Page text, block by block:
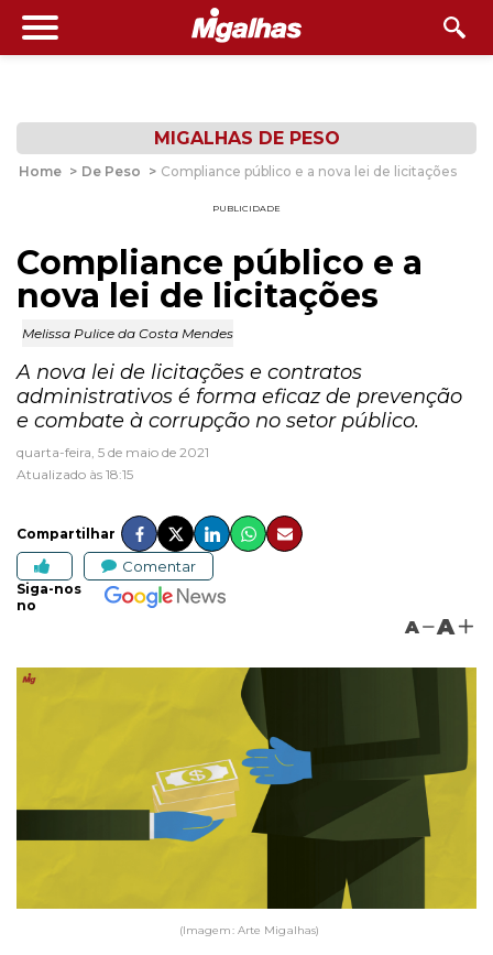
MIGALHAS DE PESO
Home > De Peso > Compliance público e a nova lei de licitações
PUBLICIDADE
Compliance público e a
nova lei de licitações
Melissa Pulice da Costa Mendes
A nova lei de licitações e contratos
administrativos é forma eficaz de prevenção
e combate à corrupção no setor público.
quarta-feira, 5 de maio de 2021
Atualizado às 18:15
Compartilhar
Comentar
Siga-nos
no
A A
(Imagem: Arte Migalhas)